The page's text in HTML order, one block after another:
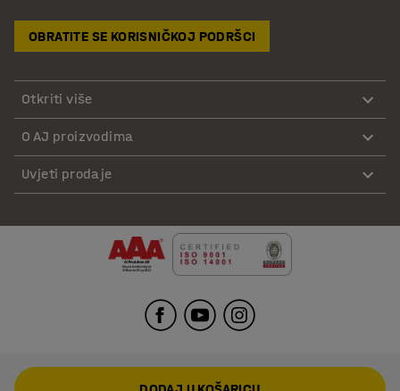
OBRATITE SE KORISNIČKOJ PODRŠCI
Otkriti više
O AJ proizvodima
Uvjeti prodaje